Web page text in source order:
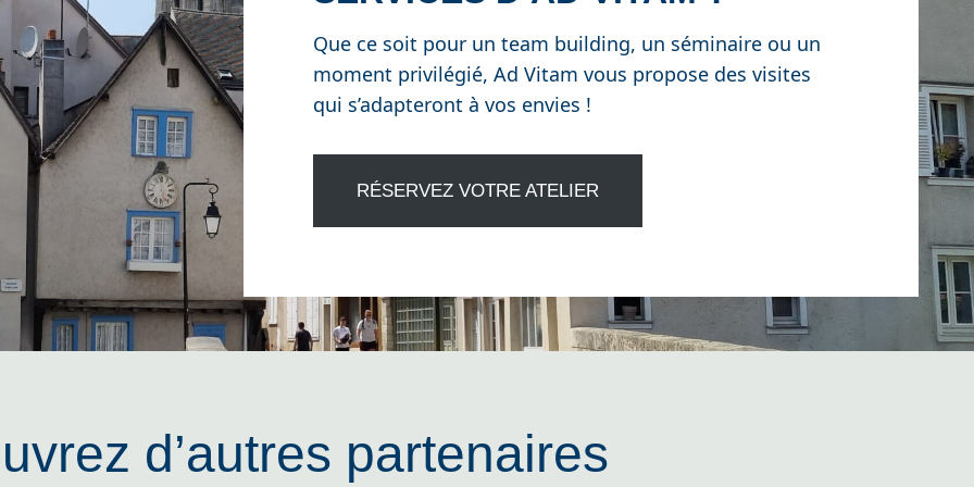
Que ce soit pour un team building, un séminaire ou un
moment privilégié, Ad Vitam vous propose des visites
qui s’adapteront à vos envies !
RÉSERVEZ VOTRE ATELIER
d’autres partenaires